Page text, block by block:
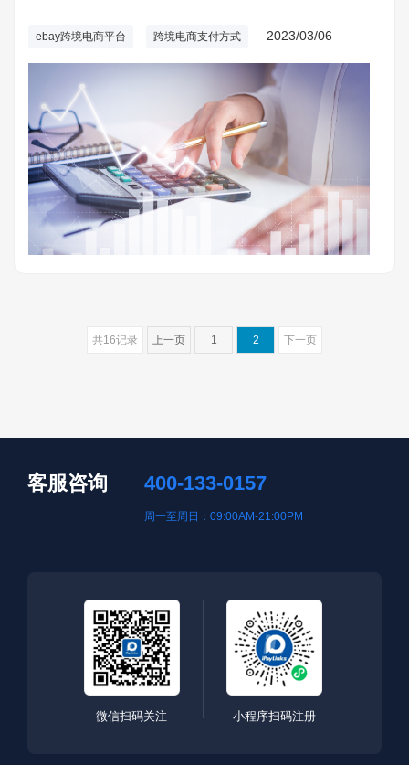
国家和新兴市场国家，为客户提供安全、快捷、方便的支付服
务。ebay跨境电商平台能够满足不同消费者的需求，为他们提
供便捷的支付解决方案。
ebay跨境电商平台 跨境电商支付方式 2023/03/06
共16记录 上一页 1 2 下一页
客服咨询 400-133-0157
周一至周日：09:00AM-21:00PM
微信扫码关注 小程序扫码注册